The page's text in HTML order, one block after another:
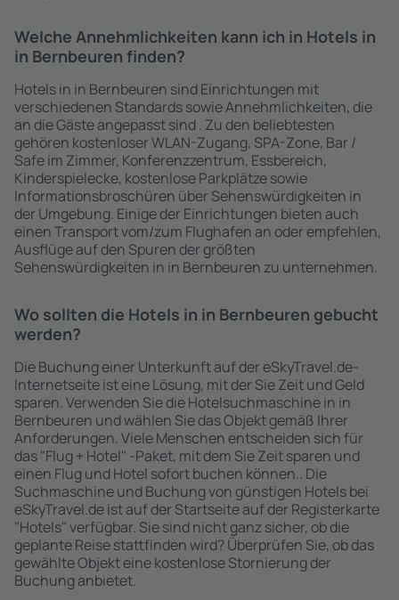
Welche Annehmlichkeiten kann ich in Hotels in
in Bernbeuren finden?
Hotels in in Bernbeuren sind Einrichtungen mit
verschiedenen Standards sowie Annehmlichkeiten, die
an die Gäste angepasst sind . Zu den beliebtesten
gehören kostenloser WLAN-Zugang, SPA-Zone, Bar /
Safe im Zimmer, Konferenzzentrum, Essbereich,
Kinderspielecke, kostenlose Parkplätze sowie
Informationsbroschüren über Sehenswürdigkeiten in
der Umgebung. Einige der Einrichtungen bieten auch
einen Transport vom/zum Flughafen an oder empfehlen,
Ausflüge auf den Spuren der größten
Sehenswürdigkeiten in in Bernbeuren zu unternehmen.
Wo sollten die Hotels in in Bernbeuren gebucht
werden?
Die Buchung einer Unterkunft auf der eSkyTravel.de-
Internetseite ist eine Lösung, mit der Sie Zeit und Geld
sparen. Verwenden Sie die Hotelsuchmaschine in in
Bernbeuren und wählen Sie das Objekt gemäß Ihrer
Anforderungen. Viele Menschen entscheiden sich für
das "Flug + Hotel" -Paket, mit dem Sie Zeit sparen und
einen Flug und Hotel sofort buchen können.. Die
Suchmaschine und Buchung von günstigen Hotels bei
eSkyTravel.de ist auf der Startseite auf der Registerkarte
"Hotels" verfügbar. Sie sind nicht ganz sicher, ob die
geplante Reise stattfinden wird? Überprüfen Sie, ob das
gewählte Objekt eine kostenlose Stornierung der
Buchung anbietet.